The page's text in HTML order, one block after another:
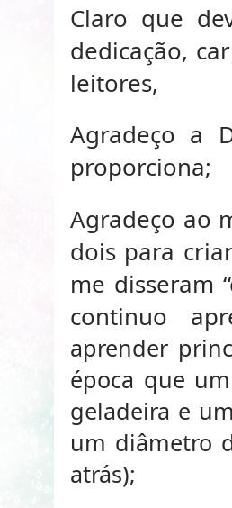
Claro que
dedicação,
leitores,
Agradeço a
proporciona;
Agradeço ao
dois para
me disseram
continuo
aprender
época que
geladeira e
um diâmetro
atrás);